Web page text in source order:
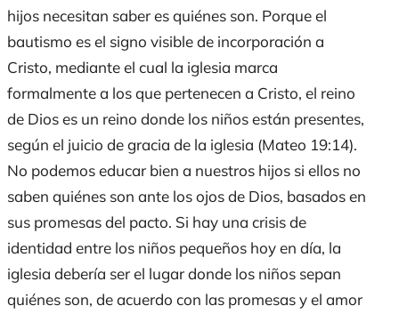
hijos necesitan saber es quiénes son. Porque el
bautismo es el signo visible de incorporación a
Cristo, mediante el cual la iglesia marca
formalmente a los que pertenecen a Cristo, el reino
de Dios es un reino donde los niños están presentes,
según el juicio de gracia de la iglesia (Mateo 19:14).
No podemos educar bien a nuestros hijos si ellos no
saben quiénes son ante los ojos de Dios, basados en
sus promesas del pacto. Si hay una crisis de
identidad entre los niños pequeños hoy en día, la
iglesia debería ser el lugar donde los niños sepan
quiénes son, de acuerdo con las promesas y el amor